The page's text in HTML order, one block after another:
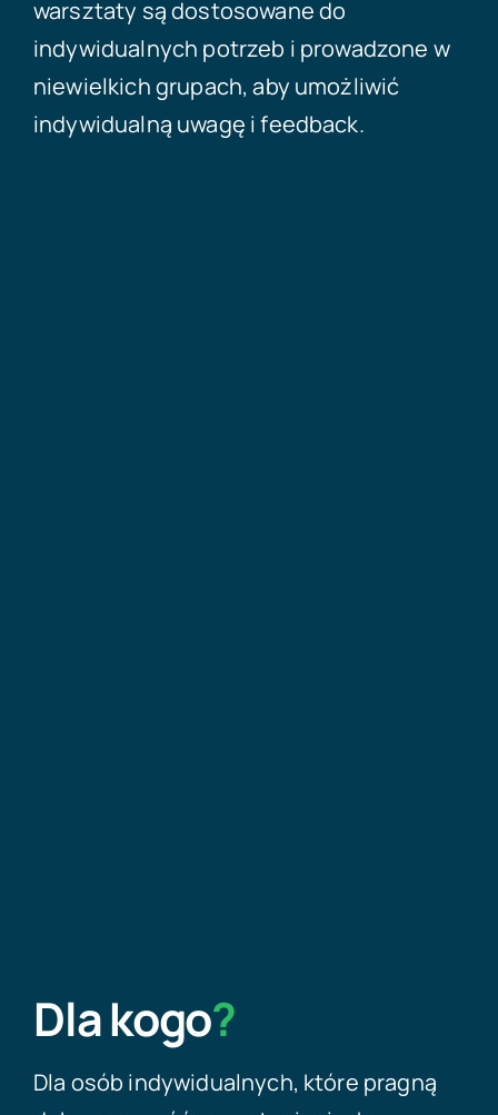
warsztaty są dostosowane do
indywidualnych potrzeb i prowadzone w
niewielkich grupach, aby umożliwić
indywidualną uwagę i feedback.
Dla kogo?
Dla osób indywidualnych, które pragną